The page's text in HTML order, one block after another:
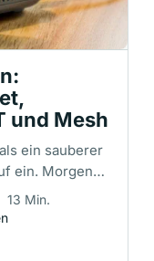
und Mesh
ein sauberer
ein. Morgen
Internet”. Die
13 Min.